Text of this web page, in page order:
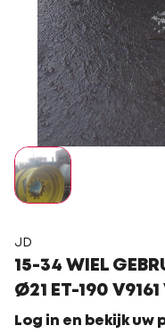
JD
15-34 WIEL
Ø21 ET-190
Log in en bekijk uw